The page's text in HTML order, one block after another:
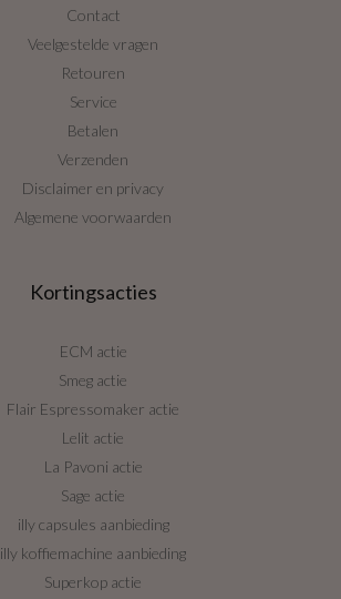
Contact
Veelgestelde vragen
Retouren
Service
Betalen
Verzenden
Disclaimer en privacy
Algemene voorwaarden
Kortingsacties
ECM actie
Smeg actie
Flair Espressomaker actie
Lelit actie
La Pavoni actie
Sage actie
illy capsules aanbieding
illy koffiemachine aanbieding
Superkop actie